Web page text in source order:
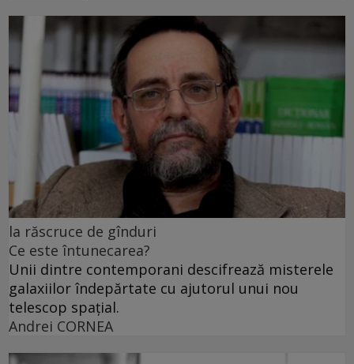
la răscruce de gînduri
Ce este întunecarea?
Unii dintre contemporani descifrează misterele
galaxiilor îndepărtate cu ajutorul unui nou
telescop spațial.
Andrei CORNEA